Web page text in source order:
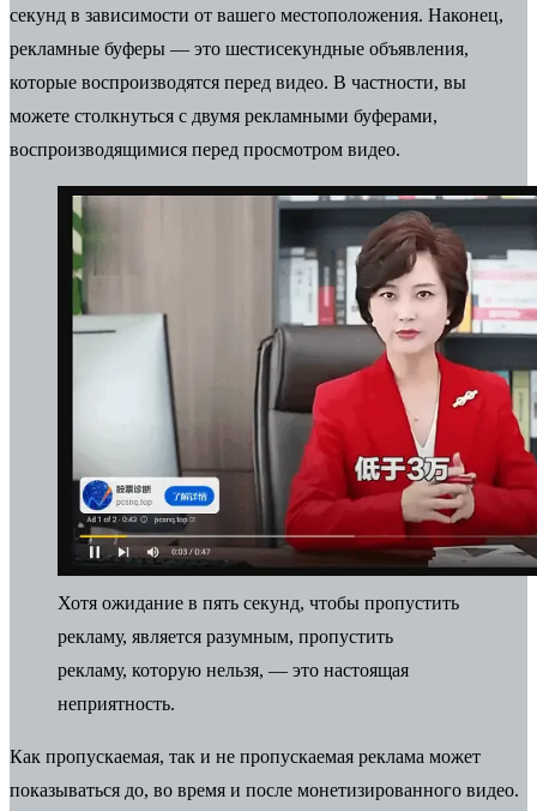
секунд в зависимости от вашего местоположения. Наконец,
рекламные буферы — это шестисекундные объявления,
которые воспроизводятся перед видео. В частности, вы
можете столкнуться с двумя рекламными буферами,
воспроизводящимися перед просмотром видео.
Хотя ожидание в пять секунд, чтобы пропустить
рекламу, является разумным, пропустить
рекламу, которую нельзя, — это настоящая
неприятность.
Как пропускаемая, так и не пропускаемая реклама может
показываться до, во время и после монетизированного видео.